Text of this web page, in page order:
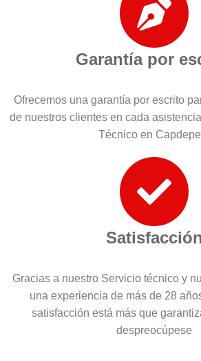
Garantía por
Ofrecemos una garantía por escrito
de nuestros clientes en cada
Técnico en
Gracias a nuestro Servicio técnico y
una experiencia de más de 28
satisfacción está más que
despreocúpese